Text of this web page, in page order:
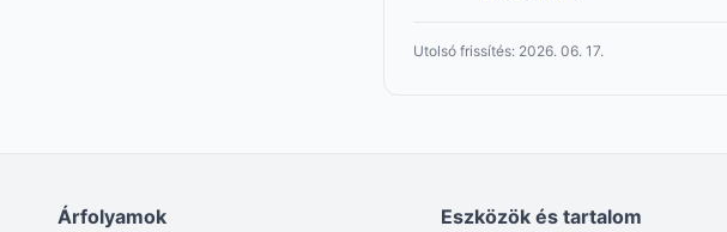
Utolsó frissítés: 2026. 06. 17.
Árfolyamok Eszközök és tartalom